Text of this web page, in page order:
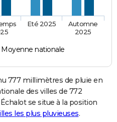
Moyenne nationale
Eté 2025
Automne
2025
777 millimètres de pluie en
des villes de 772
se situe à la position
les plus pluvieuses.